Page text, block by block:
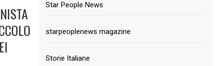
Star People News
starpeoplenews magazine
Storie Italiane